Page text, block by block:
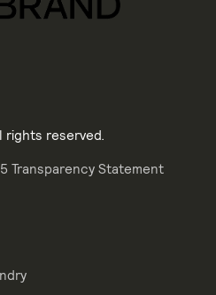
rights reserved.
Transparency Statement